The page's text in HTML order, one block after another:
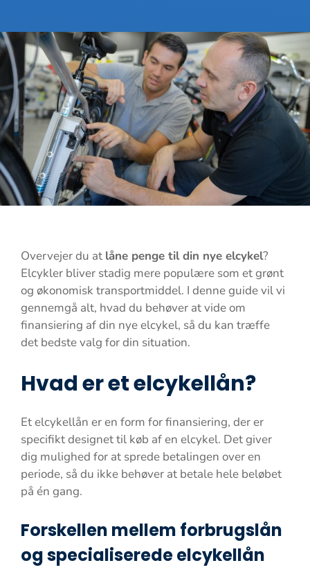
Overvejer du at låne penge til din nye elcykel?
Elcykler bliver stadig mere populære som et grønt
og økonomisk transportmiddel. I denne guide vil vi
gennemgå alt, hvad du behøver at vide om
finansiering af din nye elcykel, så du kan træffe
det bedste valg for din situation.
Hvad er et elcykellån?
Et elcykellån er en form for finansiering, der er
specifikt designet til køb af en elcykel. Det giver
dig mulighed for at sprede betalingen over en
periode, så du ikke behøver at betale hele beløbet
på én gang.
Forskellen mellem forbrugslån
og specialiserede elcykellån